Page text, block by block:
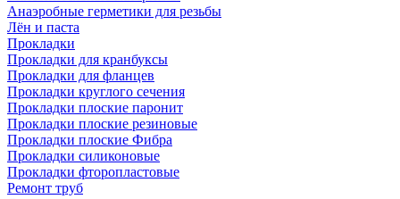
Анаэробные герметики для резьбы
Лён и паста
Прокладки
Прокладки для кранбуксы
Прокладки для фланцев
Прокладки круглого сечения
Прокладки плоские паронит
Прокладки плоские резиновые
Прокладки плоские Фибра
Прокладки силиконовые
Прокладки фторопластовые
Ремонт труб